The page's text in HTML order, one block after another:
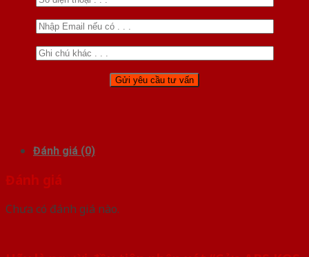
Đánh giá (0)
Đánh giá
Chưa có đánh giá nào.